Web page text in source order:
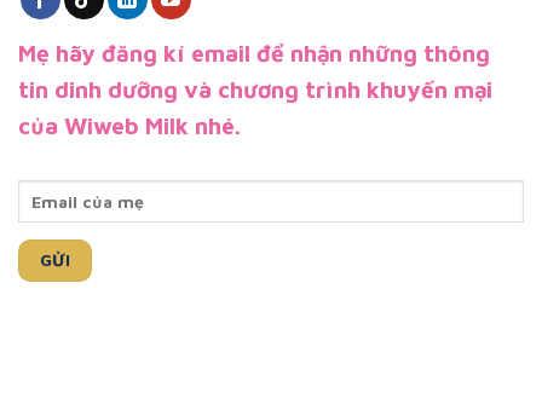
Mẹ hãy đăng kí email để nhận những thông
tin dinh dưỡng và chương trình khuyến mại
của Wiweb Milk nhé.